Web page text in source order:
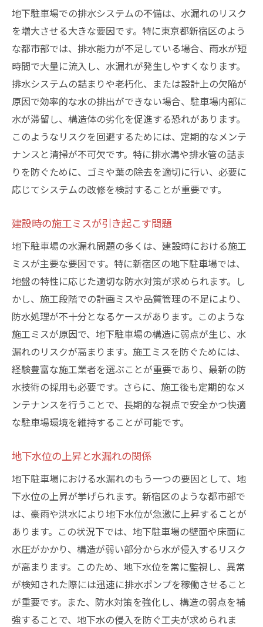
最新の防水技術とその採用事例
環境に優しい防水素材の選択
AIを活用した水漏れ予測システム
センサー技術による早期発見と対応策
持続可能な駐車場運営を目指して
周辺地域との協力による防水対策
地下駐車場での水漏れが与える影響とその軽減
法
水漏れが車両に及ぼす具体的な影響
ビジネスへの影響を最小限に抑えるには
長期的な駐車場運営における耐久性の向上
影響を最小化するための緊急対応策
影響を受けたエリアの迅速な修復方法
水漏れによる駐車場の劣化を防ぐためのポイン
ト
効果的なメンテナンス計画の立て方
防水材選定のポイント
定期的な点検のタイミングと方法
小規模な劣化を見逃さない重要性
利用者からのフィードバック活用法
修繕だけではない地下駐車場での水漏れ対策
予防策としての初期設計の見直し
防水性能を高めるための追加工事
コミュニティと連携して行う防水対策
防水性能を強化するための技術革新
保険を利用したリスク分散方法
長期的視点に立った防水対策の重要性
快適な駐車環境を実現するための地下駐車場管
理術
地下駐車場での排水システムの不備は、水漏れのリスク
を増大させる大きな要因です。特に東京都新宿区のよう
な都市部では、排水能力が不足している場合、雨水が短
時間で大量に流入し、水漏れが発生しやすくなります。
排水システムの詰まりや老朽化、または設計上の欠陥が
原因で効率的な水の排出ができない場合、駐車場内部に
水が滞留し、構造体の劣化を促進する恐れがあります。
このようなリスクを回避するためには、定期的なメンテ
ナンスと清掃が不可欠です。特に排水溝や排水管の詰ま
りを防ぐために、ゴミや葉の除去を適切に行い、必要に
応じてシステムの改修を検討することが重要です。
建設時の施工ミスが引き起こす問題
地下駐車場の水漏れ問題の多くは、建設時における施工
ミスが主要な要因です。特に新宿区の地下駐車場では、
地盤の特性に応じた適切な防水対策が求められます。し
かし、施工段階での計画ミスや品質管理の不足により、
防水処理が不十分となるケースがあります。このような
施工ミスが原因で、地下駐車場の構造に弱点が生じ、水
漏れのリスクが高まります。施工ミスを防ぐためには、
経験豊富な施工業者を選ぶことが重要であり、最新の防
水技術の採用も必要です。さらに、施工後も定期的なメ
ンテナンスを行うことで、長期的な視点で安全かつ快適
な駐車場環境を維持することが可能です。
地下水位の上昇と水漏れの関係
地下駐車場における水漏れのもう一つの要因として、地
下水位の上昇が挙げられます。新宿区のような都市部で
は、豪雨や洪水により地下水位が急激に上昇することが
あります。この状況下では、地下駐車場の壁面や床面に
水圧がかかり、構造が弱い部分から水が侵入するリスク
が高まります。このため、地下水位を常に監視し、異常
が検知された際には迅速に排水ポンプを稼働させること
が重要です。また、防水対策を強化し、構造の弱点を補
強することで、地下水の侵入を防ぐ工夫が求められま